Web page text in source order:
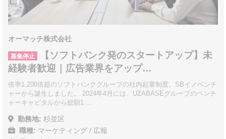
オーマッチ株式会社
募集停止
【ソフトバンク発のスタートアップ】未
経験者歓迎｜広告業界をアップ…
倍率1,200倍超のソフトバンクグループの社内起業制度、SBイノベンチ
ャーから誕生しました。 2024年4月には、UZABASEグループのベンチ
ャーキャピタルから総額1.…
勤務地: 杉並区
職種: マーケティング / 広報